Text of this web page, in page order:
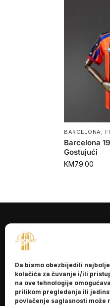
Da bismo obezbijedili
kolačića za čuvanje i/ili
na ove tehnologije
prilikom pregledanja ili
povlačenje saglasnosti može
BARCELONA
Barcelona
Gostujući
KM79.00